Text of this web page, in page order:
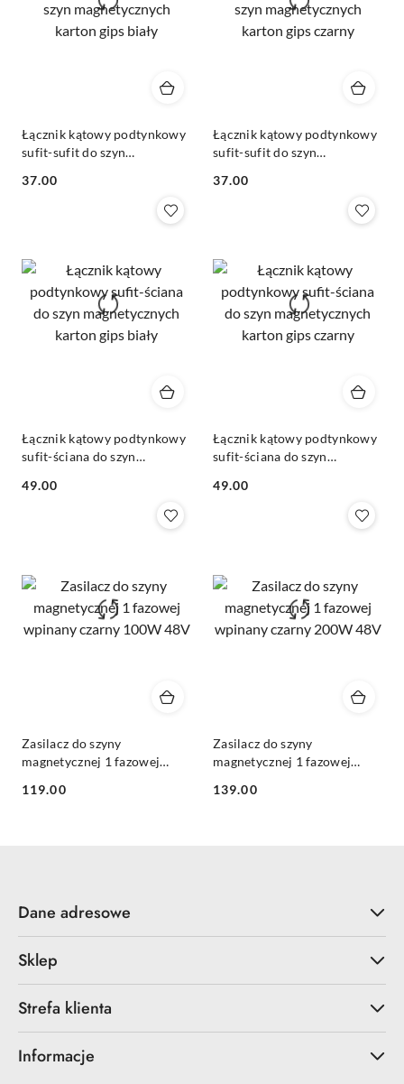
Łącznik kątowy podtynkowy
sufit-sufit do szyn
biały
Cena:
37.00
Łącznik kątowy podtynkowy
sufit-sufit do szyn
czarny
Cena:
37.00
Łącznik kątowy podtynkowy
sufit-ściana do szyn
biały
Cena:
49.00
Łącznik kątowy podtynkowy
sufit-ściana do szyn
czarny
Cena:
49.00
Zasilacz do szyny
magnetycznej 1 fazowej
Cena:
119.00
Zasilacz do szyny
magnetycznej 1 fazowej
Cena:
139.00
Dane adresowe
Sklep
Strefa klienta
Informacje